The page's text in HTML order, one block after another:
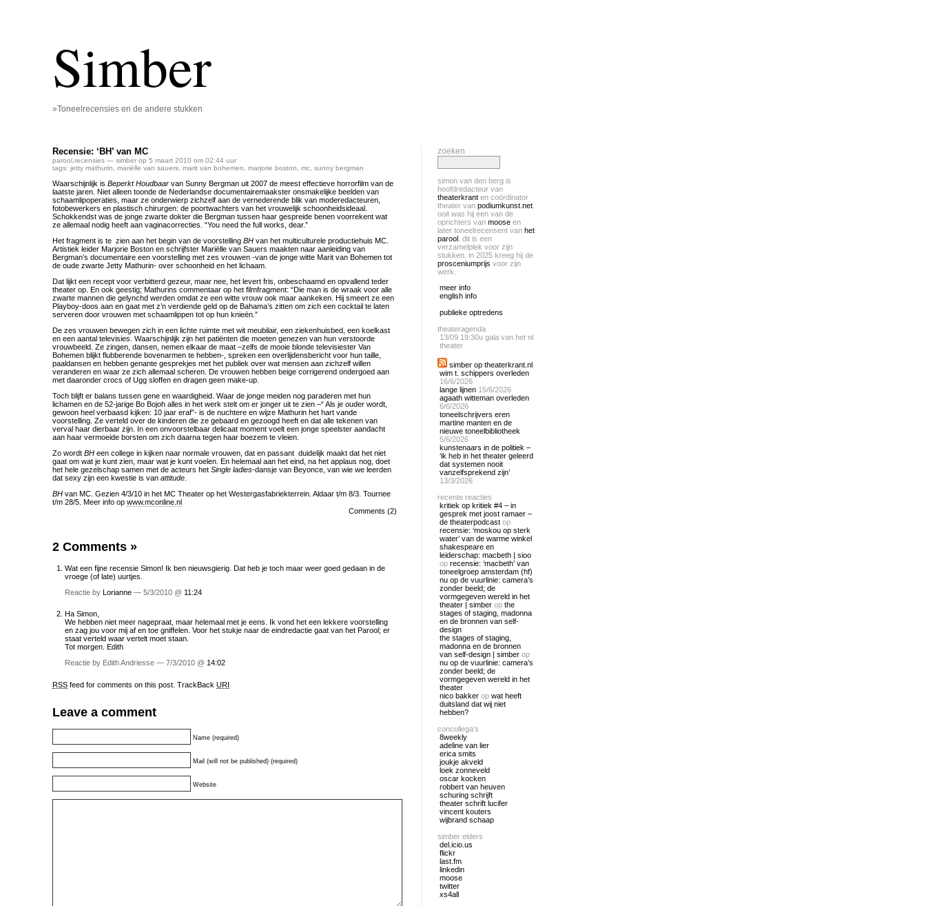
Simber
»Toneelrecensies en de andere stukken
Recensie: ‘BH’ van MC
parool recensies — simber op 5 maart 2010 om 02:44 uur
tags: jetty mathurin mariëlle van sauers marit van bohemen marjorie boston mc sunny bergman
Waarschijnlijk is Beperkt Houdbaar van Sunny Bergman uit 2007 de meest effectieve horrorfilm van de
laatste jaren. Niet alleen toonde de Nederlandse documentairemaakster onsmakelijke beelden van
schaamlipoperaties, maar ze onderwierp zichzelf aan de vernederende blik van moderedacteuren,
fotobewerkers en plastisch chirurgen: de poortwachters van het vrouwelijk schoonheidsideaal.
Schokkendst was de jonge zwarte dokter die Bergman tussen haar gespreide benen voorrekent wat
ze allemaal nodig heeft aan vaginacorrecties. “You need the full works, dear.”
Het fragment is te zien aan het begin van de voorstelling BH van het multiculturele productiehuis MC.
Artistiek leider Marjorie Boston en schrijfster Mariëlle van Sauers maakten naar aanleiding van
Bergman’s documentaire een voorstelling met zes vrouwen -van de jonge witte Marit van Bohemen tot
de oude zwarte Jetty Mathurin- over schoonheid en het lichaam.
Dat lijkt een recept voor verbitterd gezeur, maar nee, het levert fris, onbeschaamd en opvallend teder
theater op. En ook geestig; Mathurins commentaar op het filmfragment: “Die man is de wraak voor alle
zwarte mannen die gelynchd werden omdat ze een witte vrouw ook maar aankeken. Hij smeert ze een
Playboy-doos aan en gaat met z’n verdiende geld op de Bahama’s zitten om zich een cocktail te laten
serveren door vrouwen met schaamlippen tot op hun knieën.”
De zes vrouwen bewegen zich in een lichte ruimte met wit meubilair, een ziekenhuisbed, een koelkast
en een aantal televisies. Waarschijnlijk zijn het patiënten die moeten genezen van hun verstoorde
vrouwbeeld. Ze zingen, dansen, nemen elkaar de maat –zelfs de mooie blonde televisiester Van
Bohemen blijkt flubberende bovenarmen te hebben-, spreken een overlijdensbericht voor hun taille,
paaldansen en hebben genante gesprekjes met het publiek over wat mensen aan zichzelf willen
veranderen en waar ze zich allemaal scheren. De vrouwen hebben beige corrigerend ondergoed aan
met daaronder crocs of Ugg sloffen en dragen geen make-up.
Toch blijft er balans tussen gene en waardigheid. Waar de jonge meiden nog paraderen met hun
lichamen en de 52-jarige Bo Bojoh alles in het werk stelt om er jonger uit te zien –“ Als je ouder wordt,
gewoon heel verbaasd kijken: 10 jaar eraf”- is de nuchtere en wijze Mathurin het hart vande
voorstelling. Ze verteld over de kinderen die ze gebaard en gezoogd heeft en dat alle tekenen van
verval haar dierbaar zijn. In een onvoorstelbaar delicaat moment voelt een jonge speelster aandacht
aan haar vermoeide borsten om zich daarna tegen haar boezem te vleien.
Zo wordt BH een college in kijken naar normale vrouwen, dat en passant duidelijk maakt dat het niet
gaat om wat je kunt zien, maar wat je kunt voelen. En helemaal aan het eind, na het applaus nog, doet
het hele gezelschap samen met de acteurs het Single ladies-dansje van Beyonce, van wie we leerden
dat sexy zijn een kwestie is van attitude
BH van MC. Gezien 4/3/10 in het MC Theater op het Westergasfabriekterrein. Aldaar t/m 8/3. Tournee
t/m 28/5. Meer info op www.mconline.nl
Comments (2)
2 Comments »
Wat een fijne recensie Simon! Ik ben nieuwsgierig. Dat heb je toch maar weer goed gedaan in de
vroege (of late) uurtjes.
Reactie by Lorianne — 5/3/2010 @ 11:24
Ha Simon,
We hebben niet meer nagepraat, maar helemaal met je eens. Ik vond het een lekkere voorstelling
en zag jou voor mij af en toe gniffelen. Voor het stukje naar de eindredactie gaat van het Parool; er
staat verteld waar vertelt moet staan.
Tot morgen. Edith
Reactie by Edith Andriesse — 7/3/2010 @ 14:02
RSS feed for comments on this post. TrackBack URI
Leave a comment
Name (required)
Mail (will not be published) (required)
Website
zoeken
simon van den berg is
hoofdredacteur van
theaterkrant en coördinator
theater van podiumkunst.net
ooit was hij een van de
oprichters van moose en
later toneelrecensent van het
parool . dit is een
verzamelplek voor zijn
stukken. in 2025 kreeg hij de
prosceniumprijs voor zijn
werk.
meer info
english info
publieke optredens
theateragenda
13/09 19:30u gala van het nl
theater
simber op theaterkrant.nl
wim t. schippers overleden
16/6/2026
lange lijnen 15/6/2026
agaath witteman overleden
6/6/2026
toneelschrijvers eren
martine manten en de
nieuwe toneelbibliotheek
5/6/2026
kunstenaars in de politiek –
‘ik heb in het theater geleerd
dat systemen nooit
vanzelfsprekend zijn’
13/3/2026
recente reacties
kritiek op kritiek #4 – in
gesprek met joost ramaer –
de theaterpodcast op
recensie: ‘moskou op sterk
water’ van de warme winkel
shakespeare en
leiderschap: macbeth | sioo
op recensie: ‘macbeth’ van
toneelgroep amsterdam (hf)
nu op de vuurlinie: camera’s
zonder beeld; de
vormgegeven wereld in het
theater | simber op the
stages of staging, madonna
en de bronnen van self-
design
the stages of staging,
madonna en de bronnen
van self-design | simber op
nu op de vuurlinie: camera’s
zonder beeld; de
vormgegeven wereld in het
theater
nico bakker op wat heeft
duitsland dat wij niet
hebben?
concullega's
8weekly
adeline van lier
erica smits
joukje akveld
loek zonneveld
oscar kocken
robbert van heuven
schuring schrijft
theater schrift lucifer
vincent kouters
wijbrand schaap
simber elders
del.icio.us
flickr
last.fm
linkedin
moose
twitter
xs4all